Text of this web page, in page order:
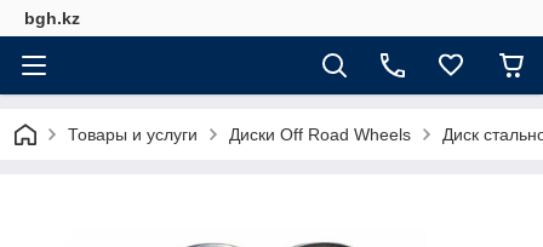
bgh.kz
Товары и услуги Диски Off Road Wheels Диск